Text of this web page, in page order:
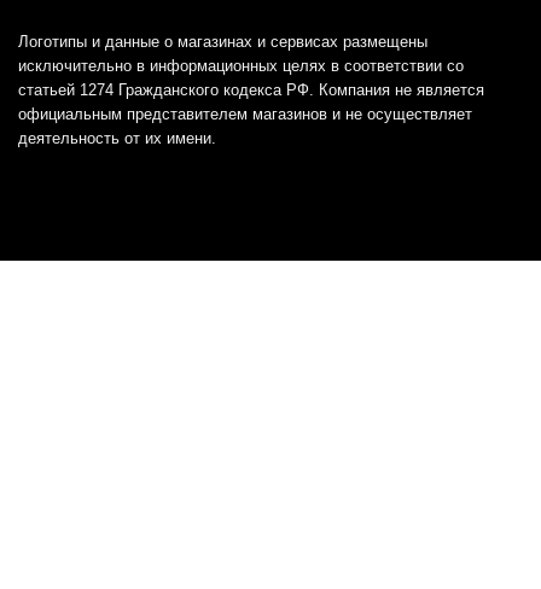
Логотипы и данные о магазинах и сервисах размещены
исключительно в информационных целях в соответствии со
статьей 1274 Гражданского кодекса РФ. Компания не является
официальным представителем магазинов и не осуществляет
деятельность от их имени.